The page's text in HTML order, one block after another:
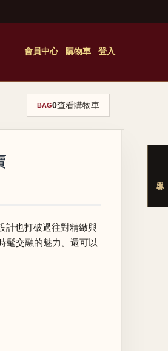
會員中心 購物車 登入
BAG0查看購物車
計也打破過往對精緻與
髦交融的魅力。還可以